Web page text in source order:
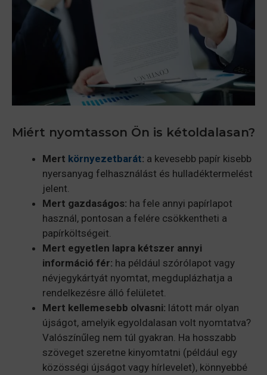
Miért nyomtasson Ön is kétoldalasan?
Mert környezetbarát: a kevesebb papír kisebb
nyersanyag felhasználást és hulladéktermelést
jelent.
Mert gazdaságos: ha fele annyi papírlapot
használ, pontosan a felére csökkentheti a
papírköltségeit.
Mert egyetlen lapra kétszer annyi
információ fér: ha például szórólapot vagy
névjegykártyát nyomtat, megduplázhatja a
rendelkezésre álló felületet.
Mert kellemesebb olvasni: látott már olyan
újságot, amelyik egyoldalasan volt nyomtatva?
Valószínűleg nem túl gyakran. Ha hosszabb
szöveget szeretne kinyomtatni (például egy
közösségi újságot vagy hírlevelet), könnyebbé